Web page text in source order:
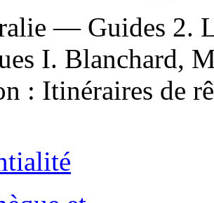
— Guides 2.
I. Blanchard,
: Itinéraires de